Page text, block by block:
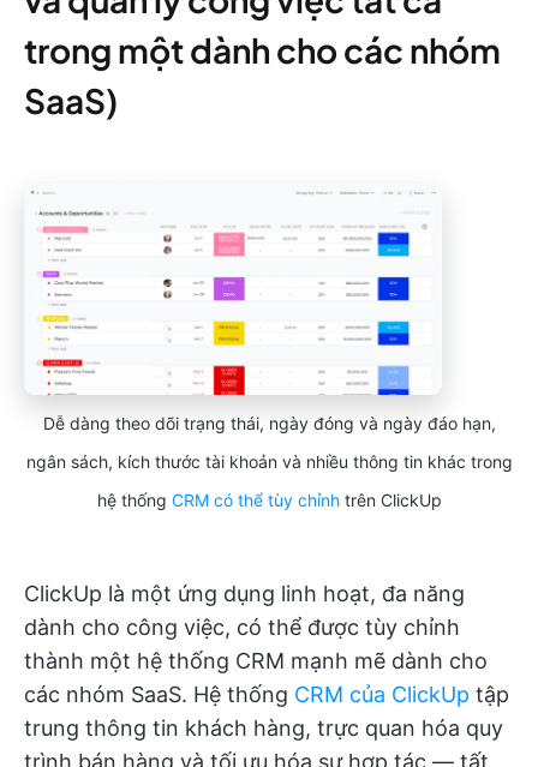
trong một dành cho các nhóm
SaaS)
Dễ dàng theo dõi trạng thái, ngày đóng và ngày đáo hạn,
ngân sách, kích thước tài khoản và nhiều thông tin khác trong
hệ thống CRM có thể tùy chỉnhtrên ClickUp
ClickUp là một ứng dụng linh hoạt, đa năng
dành cho công việc, có thể được tùy chỉnh
thành một hệ thống CRM mạnh mẽ dành cho
các nhóm SaaS. Hệ thống CRM của ClickUp tập
trung thông tin khách hàng, trực quan hóa quy